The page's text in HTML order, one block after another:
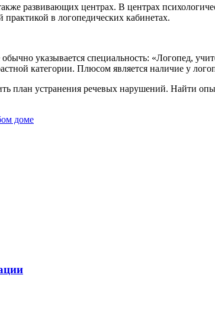
развивающих центрах. В центрах
в логопедических кабинетах.
указывается специальность: «Логопед,
категории. Плюсом является наличие у
план устранения речевых нарушений. Найти
доме